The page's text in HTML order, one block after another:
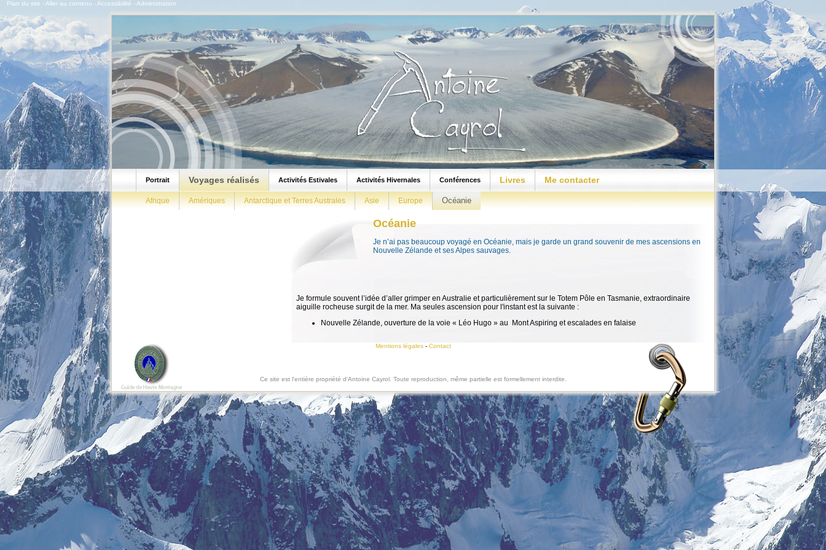
Plan du site - Aller au contenu - Accessibilité - Administration
Portrait Voyages réalisés Activités Estivales Activités Hivernales Conférences Livres Me contacter
Afrique Amériques Antarctique et Terres Australes Asie Europe Océanie
Océanie
Je n’ai pas beaucoup voyagé en Océanie, mais je garde un grand souvenir de mes ascensions en
Nouvelle Zélande et ses Alpes sauvages.
Je formule souvent l’idée d’aller grimper en Australie et particulièrement sur le Totem Pôle en Tasmanie, extraordinaire
aiguille rocheuse surgit de la mer. Ma seules ascension pour l'instant est la suivante :
Nouvelle Zélande, ouverture de la voie « Léo Hugo » au Mont Aspiring et escalades en falaise
Mentions légales- Contact
Ce site est l'entière propriété d'Antoine Cayrol. Toute reproduction, même partielle est formellement interdite.